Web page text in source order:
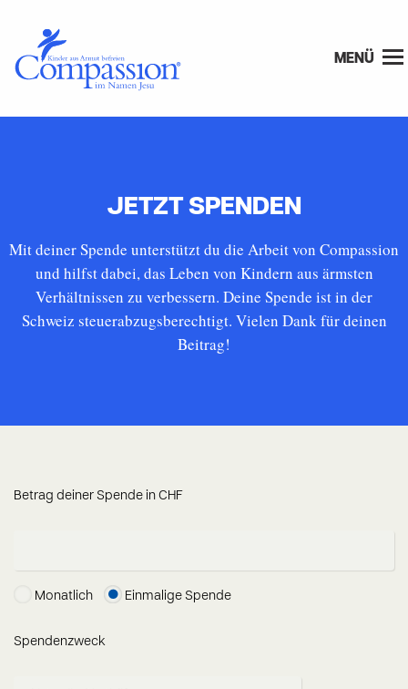
MENÜ
JETZT SPENDEN
Mit deiner Spende unterstützt du die Arbeit von Compassion
und hilfst dabei, das Leben von Kindern aus ärmsten
Verhältnissen zu verbessern. Deine Spende ist in der
Schweiz steuerabzugsberechtigt. Vielen Dank für deinen
Beitrag!
Betrag deiner Spende in CHF
Monatlich Einmalige Spende
Spendenzweck